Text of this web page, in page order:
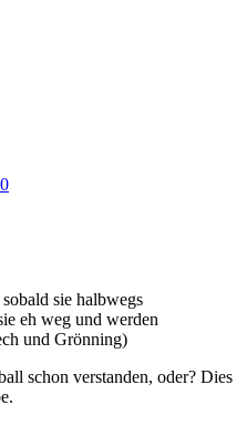
sie halbwegs
eh weg und werden
und Grönning)
schon verstanden, oder? Dies